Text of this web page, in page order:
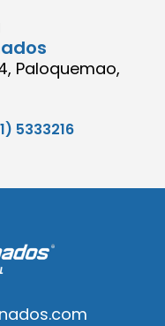
Paloquemao,
5333216